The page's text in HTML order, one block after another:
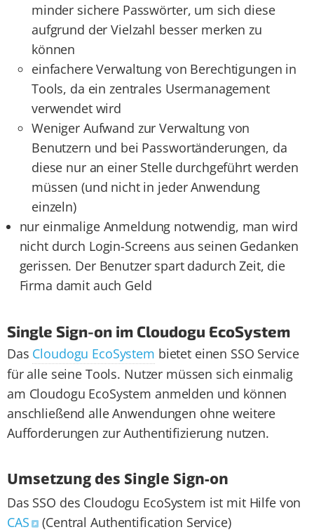
minder sichere Passwörter, um sich diese
aufgrund der Vielzahl besser merken zu
können
einfachere Verwaltung von Berechtigungen in
Tools, da ein zentrales Usermanagement
verwendet wird
Weniger Aufwand zur Verwaltung von
Benutzern und bei Passwortänderungen, da
diese nur an einer Stelle durchgeführt werden
müssen (und nicht in jeder Anwendung
einzeln)
nur einmalige Anmeldung notwendig, man wird
nicht durch Login-Screens aus seinen Gedanken
gerissen. Der Benutzer spart dadurch Zeit, die
Firma damit auch Geld
Single Sign-on im Cloudogu EcoSystem
Das Cloudogu EcoSystem bietet einen SSO Service
für alle seine Tools. Nutzer müssen sich einmalig
am Cloudogu EcoSystem anmelden und können
anschließend alle Anwendungen ohne weitere
Aufforderungen zur Authentifizierung nutzen.
Umsetz­ung des Single Sign-on
Das SSO des Cloudogu EcoSystem ist mit Hilfe von
CAS
(Central Authentification Service)